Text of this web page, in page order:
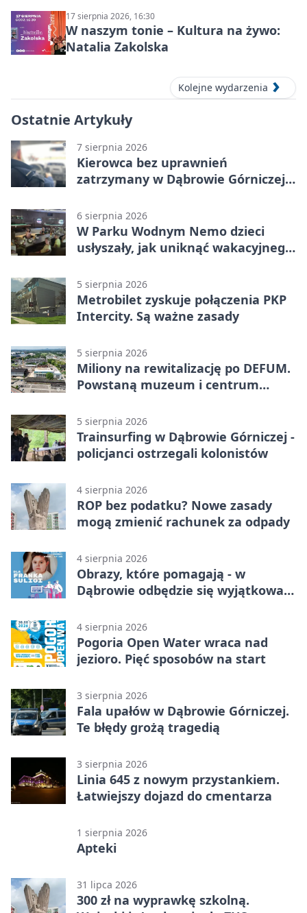
17 sierpnia 2026, 16:30
W naszym tonie – Kultura na żywo:
Natalia Zakolska
Kolejne wydarzenia
Ostatnie Artykuły
7 sierpnia 2026
Kierowca bez uprawnień
zatrzymany w Dąbrowie Górniczej.
6 sierpnia 2026
W Parku Wodnym Nemo dzieci
usłyszały, jak uniknąć wakacyjnego
5 sierpnia 2026
Metrobilet zyskuje połączenia PKP
Intercity. Są ważne zasady
5 sierpnia 2026
Miliony na rewitalizację po DEFUM.
Powstaną muzeum i centrum
5 sierpnia 2026
Trainsurfing w Dąbrowie Górniczej -
policjanci ostrzegali kolonistów
4 sierpnia 2026
ROP bez podatku? Nowe zasady
mogą zmienić rachunek za odpady
4 sierpnia 2026
Obrazy, które pomagają - w
Dąbrowie odbędzie się wyjątkowa
4 sierpnia 2026
Pogoria Open Water wraca nad
jezioro. Pięć sposobów na start
3 sierpnia 2026
Fala upałów w Dąbrowie Górniczej.
Te błędy grożą tragedią
3 sierpnia 2026
Linia 645 z nowym przystankiem.
Łatwiejszy dojazd do cmentarza
1 sierpnia 2026
Apteki
31 lipca 2026
300 zł na wyprawkę szkolną.